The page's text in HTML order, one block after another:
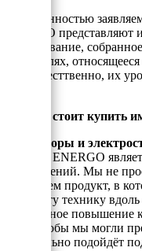
С уверенностью
ЭНЕРГО представляют
оборудование,
двигателях,
а, ссотвесттвенно, их
Почему стоит купить
Генераторы и
техника ENERGO
направлений. Мы не
реализуем продукт, в
знают эту технику
постоянное повышение
того, чтобы мы могли
оптимально подойдёт